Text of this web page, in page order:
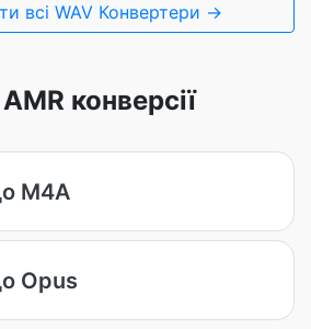
всі WAV Конвертери →
конверсії
M4A
Opus